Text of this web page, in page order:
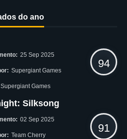
do ano
25 Sep 2025
Supergiant Games
Supergiant Games
94
Silksong
02 Sep 2025
Team Cherry
91